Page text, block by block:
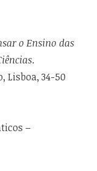
o Ensino das
.
Lisboa, 34-50
–